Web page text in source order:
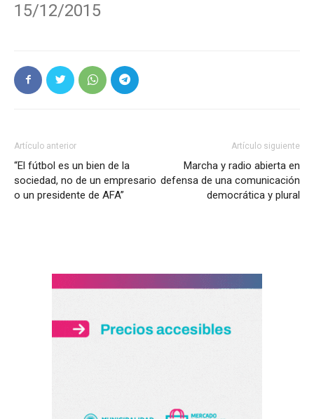
15/12/2015
Artículo anterior
“El fútbol es un bien de la
sociedad, no de un empresario
o un presidente de AFA”
Artículo siguiente
Marcha y radio abierta en
defensa de una comunicación
democrática y plural